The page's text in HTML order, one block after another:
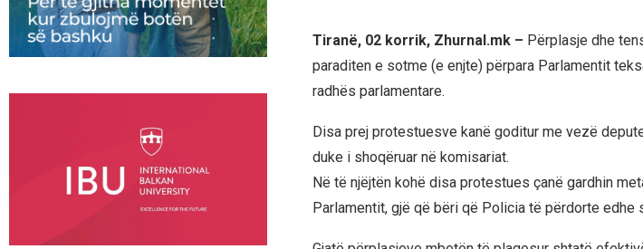
Tiranë, 02 korrik, Zhurnal.mk – Përplasje dhe
paraditen e sotme (e enjte) përpara Parlamentit
radhës parlamentare.
Disa prej protestuesve kanë goditur me vezë
duke i shoqëruar në komisariat.
Në të njëjtën kohë disa protestues çanë gardhin
Parlamentit, gjë që bëri që Policia të përdorte edhe